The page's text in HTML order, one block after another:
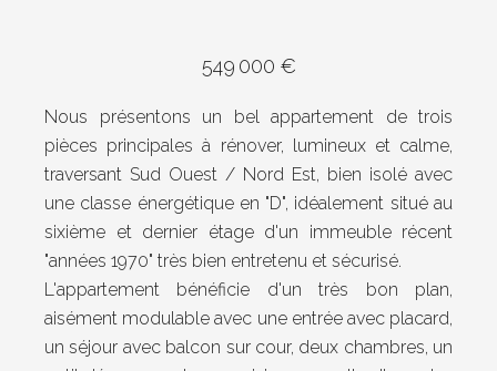
549 000 €
Nous présentons un bel appartement de trois
pièces principales à rénover, lumineux et calme,
traversant Sud Ouest / Nord Est, bien isolé avec
une classe énergétique en "D", idéalement situé au
sixième et dernier étage d'un immeuble récent
"années 1970" très bien entretenu et sécurisé.
L'appartement bénéficie d'un très bon plan,
aisément modulable avec une entrée avec placard,
un séjour avec balcon sur cour, deux chambres, un